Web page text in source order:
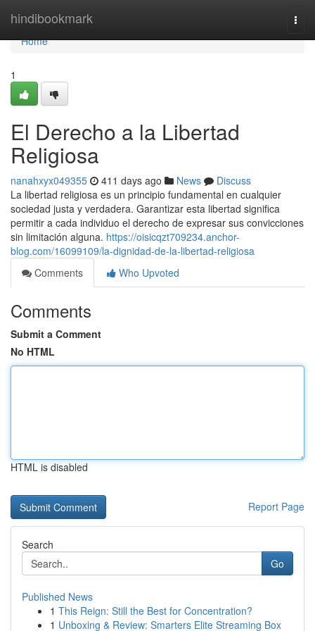
hindibookmark
Home
Home
1
El Derecho a la Libertad
Religiosa
nanahxyx049355 411 days ago News
Discuss
La libertad religiosa es un principio fundamental en cualquier
sociedad justa y verdadera. Garantizar esta libertad significa
permitir a cada individuo el derecho de expresar sus convicciones
sin limitación alguna. https://oisicqzt709234.anchor-
blog.com/16099109/la-dignidad-de-la-libertad-religiosa
Comments
Who Upvoted
Comments
Submit a Comment
No HTML
HTML is disabled
Report Page
Search
Go
Published News
1 This Reign: Still the Best for Concentration?
1 Unboxing & Review: Smarters Elite Streaming Box